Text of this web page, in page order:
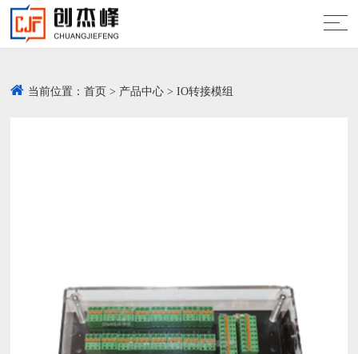
当前位置：首页 > 产品中心 >IO转接模组